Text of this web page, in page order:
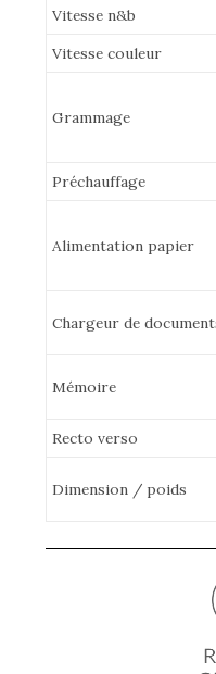
Vitesse n&b
Vitesse couleur
Grammage
Préchauffage
Alimentation papier
Chargeur de
Mémoire
Recto verso
Dimension / poids